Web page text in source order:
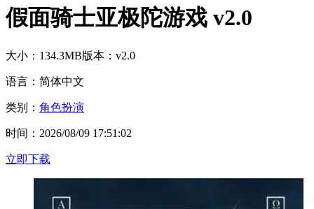
假面骑士亚极陀游戏 v2.0
大小：134.3MB版本：v2.0
语言：简体中文
类别： 角色扮演
时间：2026/08/09 17:51:02
立即下载